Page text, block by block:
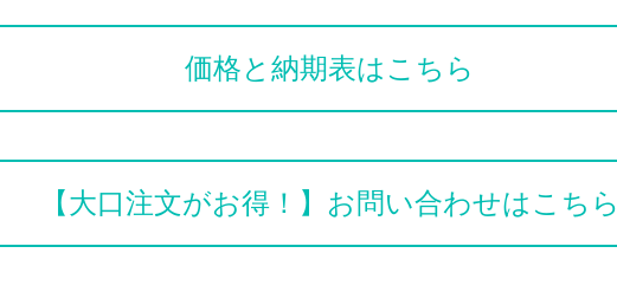
価格と納期表はこちら
【大口注文がお得！】お問い合わせはこちら